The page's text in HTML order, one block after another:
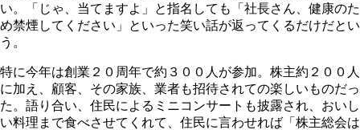
い。「じゃ、当てますよ」と指名しても「社長さん、健康のた
め禁煙してください」といった笑い話が返ってくるだけだとい
う。
特に今年は創業２０周年で約３００人が参加。株主約２００人
に加え、顧客、その家族、業者も招待されての楽しいものだっ
た。語り合い、住民によるミニコンサートも披露され、おいし
い料理まで食べさせてくれて、住民に言わせれば「株主総会は